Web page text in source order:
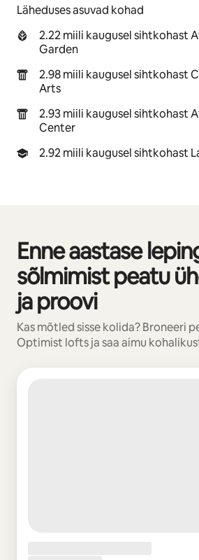
Läheduses asuvad kohad
2.22 miili kaugusel sihtkohast
Garden
2.98 miili kaugusel sihtkohast
Arts
2.93 miili kaugusel sihtkohast
Center
2.92 miili kaugusel sihtkohast
Enne aastase
sõlmimist peatu
ja proovi
Kas mõtled sisse kolida? Broneeri
Optimist lofts ja saa aimu
Kuvatud 0/0